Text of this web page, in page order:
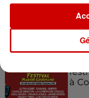
à